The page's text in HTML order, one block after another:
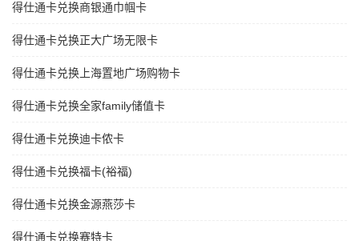
得仕通卡兑换商银通巾帼卡
得仕通卡兑换正大广场无限卡
得仕通卡兑换上海置地广场购物卡
得仕通卡兑换全家family储值卡
得仕通卡兑换迪卡侬卡
得仕通卡兑换福卡(裕福)
得仕通卡兑换金源燕莎卡
得仕通卡兑换赛特卡